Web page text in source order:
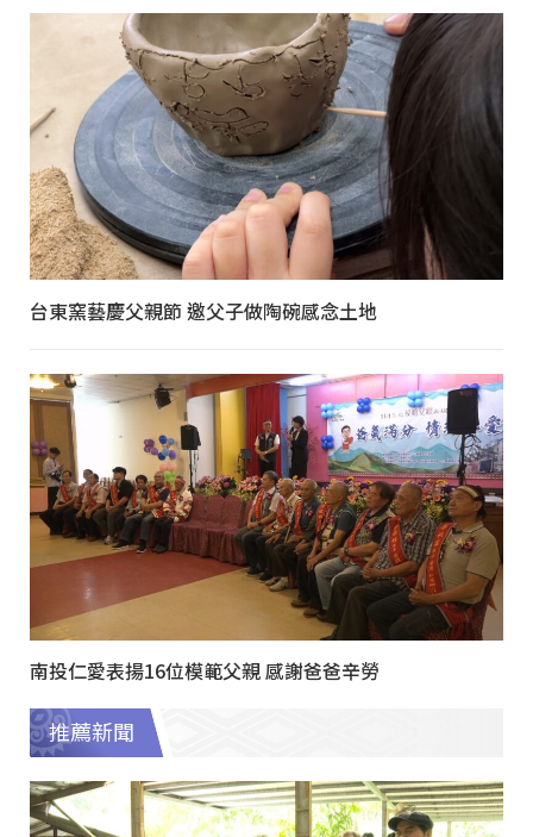
台東窯藝慶父親節 邀父子做陶碗感念土地
南投仁愛表揚16位模範父親 感謝爸爸辛勞
推薦新聞